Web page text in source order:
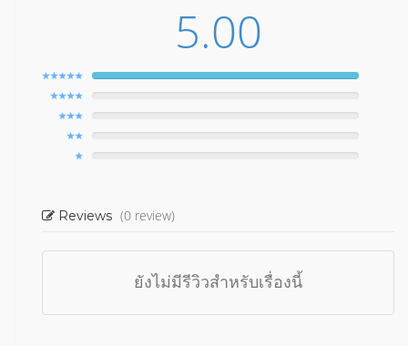
5.00
Reviews (0 review)
ยังไม่มีรีวิวสำหรับเรื่องนี้